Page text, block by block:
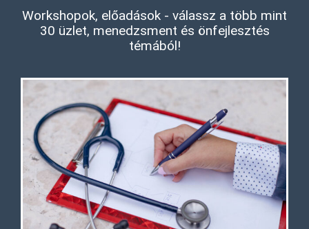
Workshopok, előadások - válassz a több mint
30 üzlet, menedzsment és önfejlesztés
témából!